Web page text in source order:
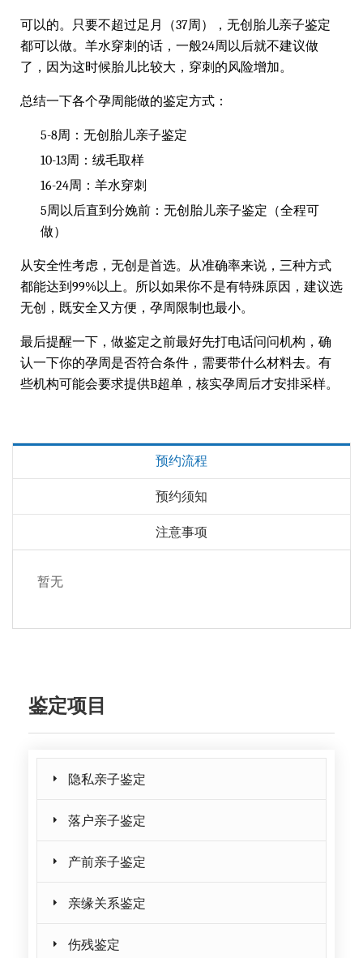
可以的。只要不超过足月（37周），无创胎儿亲子鉴定
都可以做。羊水穿刺的话，一般24周以后就不建议做
了，因为这时候胎儿比较大，穿刺的风险增加。
总结一下各个孕周能做的鉴定方式：
5-8周：无创胎儿亲子鉴定
10-13周：绒毛取样
16-24周：羊水穿刺
5周以后直到分娩前：无创胎儿亲子鉴定（全程可
做）
从安全性考虑，无创是首选。从准确率来说，三种方式
都能达到99%以上。所以如果你不是有特殊原因，建议选
无创，既安全又方便，孕周限制也最小。
最后提醒一下，做鉴定之前最好先打电话问问机构，确
认一下你的孕周是否符合条件，需要带什么材料去。有
些机构可能会要求提供B超单，核实孕周后才安排采样。
预约流程
预约须知
注意事项
暂无
鉴定项目
隐私亲子鉴定
落户亲子鉴定
产前亲子鉴定
亲缘关系鉴定
伤残鉴定